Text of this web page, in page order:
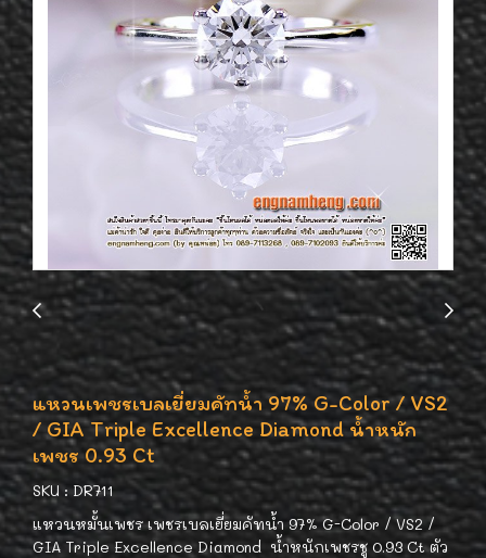
แหวนเพชรเบลเยี่ยมคัทน้ำ 97% G-Color / VS2
/ GIA Triple Excellence Diamond น้ำหนัก
เพชร 0.93 Ct
SKU : DR711
แหวนหมั้นเพชร เพชรเบลเยี่ยมคัทน้ำ 97% G-Color / VS2 /
GIA Triple Excellence Diamond น้ำหนักเพชรชู 0.93 Ct ตัว